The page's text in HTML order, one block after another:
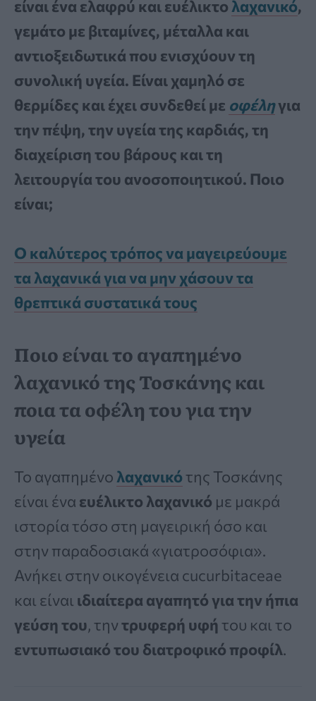
είναι ένα ελαφρύ και ευέλικτο λαχανικό,
γεμάτο με βιταμίνες, μέταλλα και
αντιοξειδωτικά που ενισχύουν τη
συνολική υγεία. Είναι χαμηλό σε
θερμίδες και έχει συνδεθεί με οφέληγια
την πέψη, την υγεία της καρδιάς, τη
διαχείριση του βάρους και τη
λειτουργία του ανοσοποιητικού. Ποιο
είναι;
Ο καλύτερος τρόπος να μαγειρεύουμε
τα λαχανικά για να μην χάσουν τα
θρεπτικά συστατικά τους
Ποιο είναι το αγαπημένο
λαχανικό της Τοσκάνης και
ποια τα οφέλη του για την
υγεία
Το αγαπημένο λαχανικό της Τοσκάνης
είναι ένα ευέλικτο λαχανικό με μακρά
ιστορία τόσο στη μαγειρική όσο και
στην παραδοσιακά «γιατροσόφια».
Ανήκει στην οικογένεια cucurbitaceae
και είναι ιδιαίτερα αγαπητό για την ήπια
γεύση του, τηντρυφερή υφή του και το
εντυπωσιακό του διατροφικό προφίλ.